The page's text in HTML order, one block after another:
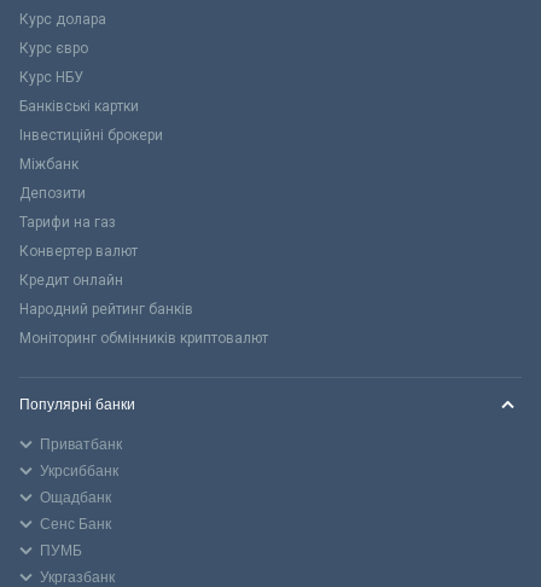
Курс долара
Курс євро
Курс НБУ
Банківські картки
Інвестиційні брокери
Міжбанк
Депозити
Тарифи на газ
Конвертер валют
Кредит онлайн
Народний рейтинг банків
Моніторинг обмінників криптовалют
Популярні банки
Приватбанк
Укрсиббанк
Ощадбанк
Сенс Банк
ПУМБ
Укргазбанк